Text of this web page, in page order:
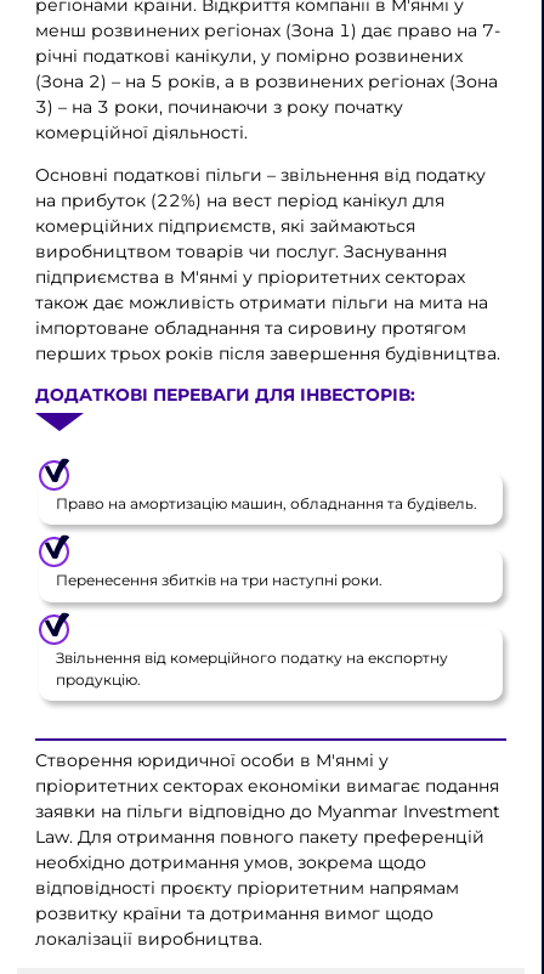
регіонами країни. Відкриття компанії в М'янмі у
менш розвинених регіонах (Зона 1) дає право на 7-
річні податкові канікули, у помірно розвинених
(Зона 2) – на 5 років, а в розвинених регіонах (Зона
3) – на 3 роки, починаючи з року початку
комерційної діяльності.
Основні податкові пільги – звільнення від податку
на прибуток (22%) на вест період канікул для
комерційних підприємств, які займаються
виробництвом товарів чи послуг. Заснування
підприємства в М'янмі у пріоритетних секторах
також дає можливість отримати пільги на мита на
імпортоване обладнання та сировину протягом
перших трьох років після завершення будівництва.
ДОДАТКОВІ ПЕРЕВАГИ ДЛЯ ІНВЕСТОРІВ:
Право на амортизацію машин, обладнання та будівель.
Перенесення збитків на три наступні роки.
Звільнення від комерційного податку на експортну
продукцію.
Створення юридичної особи в М'янмі у
пріоритетних секторах економіки вимагає подання
заявки на пільги відповідно до Myanmar Investment
Law. Для отримання повного пакету преференцій
необхідно дотримання умов, зокрема щодо
відповідності проєкту пріоритетним напрямам
розвитку країни та дотримання вимог щодо
локалізації виробництва.